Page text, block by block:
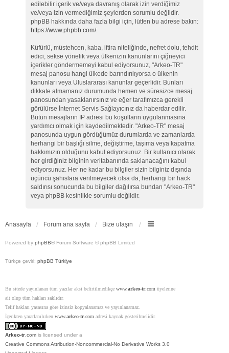
edilebilir içerik ve/veya davranış olarak izin verdiğimiz
ve/veya izin vermediğimiz şeylerden sorumlu değildir.
phpBB hakkında daha fazla bilgi için, lütfen bu adrese bakın:
https://www.phpbb.com/.
Küfürlü, müstehcen, kaba, iftira niteliğinde, nefret dolu, tehdit
edici, sekse yönelik veya ülkenizin kanunlarını çiğneyici
içerikler göndermemeyi kabul ediyorsunuz, "Arkeo-TR"
mesaj panosu hangi ülkede barındırılıyorsa o ülkenin
kanunları veya Uluslararası kanunlar geçerlidir. Bunları
dikkate almamanız durumunda hemen ve süresizce mesaj
panosundan yasaklanırsınız ve eğer tarafımızca gerekli
görülürse İnternet Servis Sağlayıcınız da haberdar edilir.
Bütün mesajların IP adresi bu koşulların uygulanmasına
yardımcı olmak için kaydedilmektedir. "Arkeo-TR" mesaj
panosunda uygun gördüğümüz durumlarda ve zamanlarda
herhangi bir başlığı silme, değiştirme, taşıma veya kapatma
hakkımızın olduğunu kabul ediyorsunuz. Bir kullanıcı olarak
her girdiğiniz bilginin veritabanında saklanacağını kabul
ediyorsunuz. Her ne kadar bu bilgiler sizin bilginiz dışında
üçüncü şahıslara verilmeyecek olsa da, herhangi bir hack
saldırısı sonucunda bu bilgiler dağılırsa bundan "Arkeo-TR"
veya phpBB kesinlikle sorumlu değildir.
Anasayfa Forum ana sayfa Bize ulaşın
Powered by phpBB® Forum Software © phpBB Limited
Türkçe çeviri: phpBB Türkiye
Bu sitede yayınlanan tüm yazılar aksi belirtilmedikçe www.arkeo-tr.com üyelerine
ait olup tüm hakları saklıdır.
Telif hakları yasasına göre izinsiz kopyalanamaz ve yayınlanamaz.
İçerikten yararlanılırken www.arkeo-tr.com adresi kaynak gösterilmelidir.
Arkeo-tr .com is licensed under a
Creative Commons Attribution-Noncommercial-No Derivative Works 3.0